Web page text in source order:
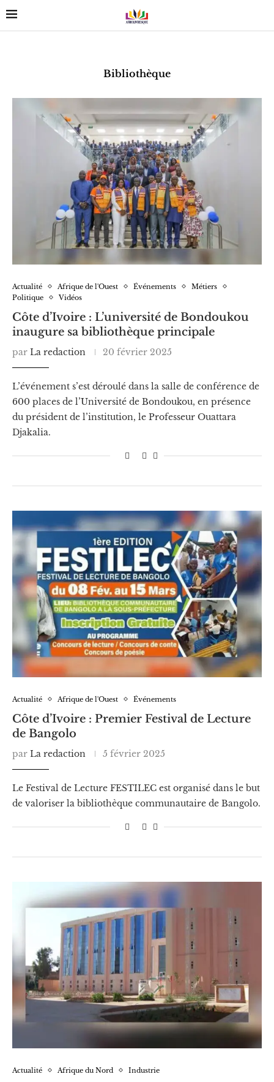
Bibliothèque
Actualité Afrique de l'Ouest Événements
Métiers
Politique
Vidéos
Côte d’Ivoire : L’université de Bondoukou
inaugure sa bibliothèque principale
par La redaction 20 février 2025
L’événement s’est déroulé dans la salle de conférence de
600 places de l’Université de Bondoukou, en présence
du président de l’institution, le Professeur Ouattara
Djakalia.
Actualité Afrique de l'Ouest Événements
Côte d’Ivoire : Premier Festival de Lecture
de Bangolo
par La redaction 5 février 2025
Le Festival de Lecture FESTILEC est organisé dans le but
de valoriser la bibliothèque communautaire de Bangolo.
Actualité Afrique du Nord Industrie